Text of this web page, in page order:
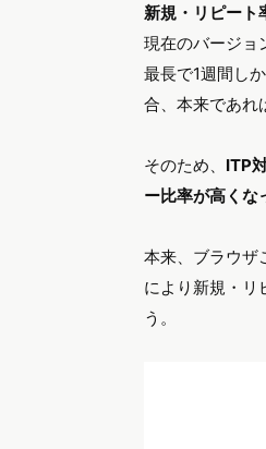
新規・リピート
現在のバージョ
最長で1週間し
合、本来であれ
そのため、 ITP
ー比率が高くな
本来、ブラウザ
により新規・リ
う。